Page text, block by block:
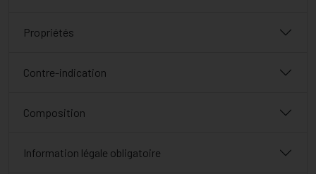
Propriétés
Contre-indication
Composition
Information légale obligatoire